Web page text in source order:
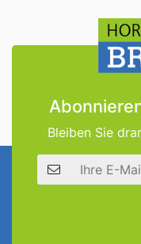
Bleiben Sie
E-Mail Adresse